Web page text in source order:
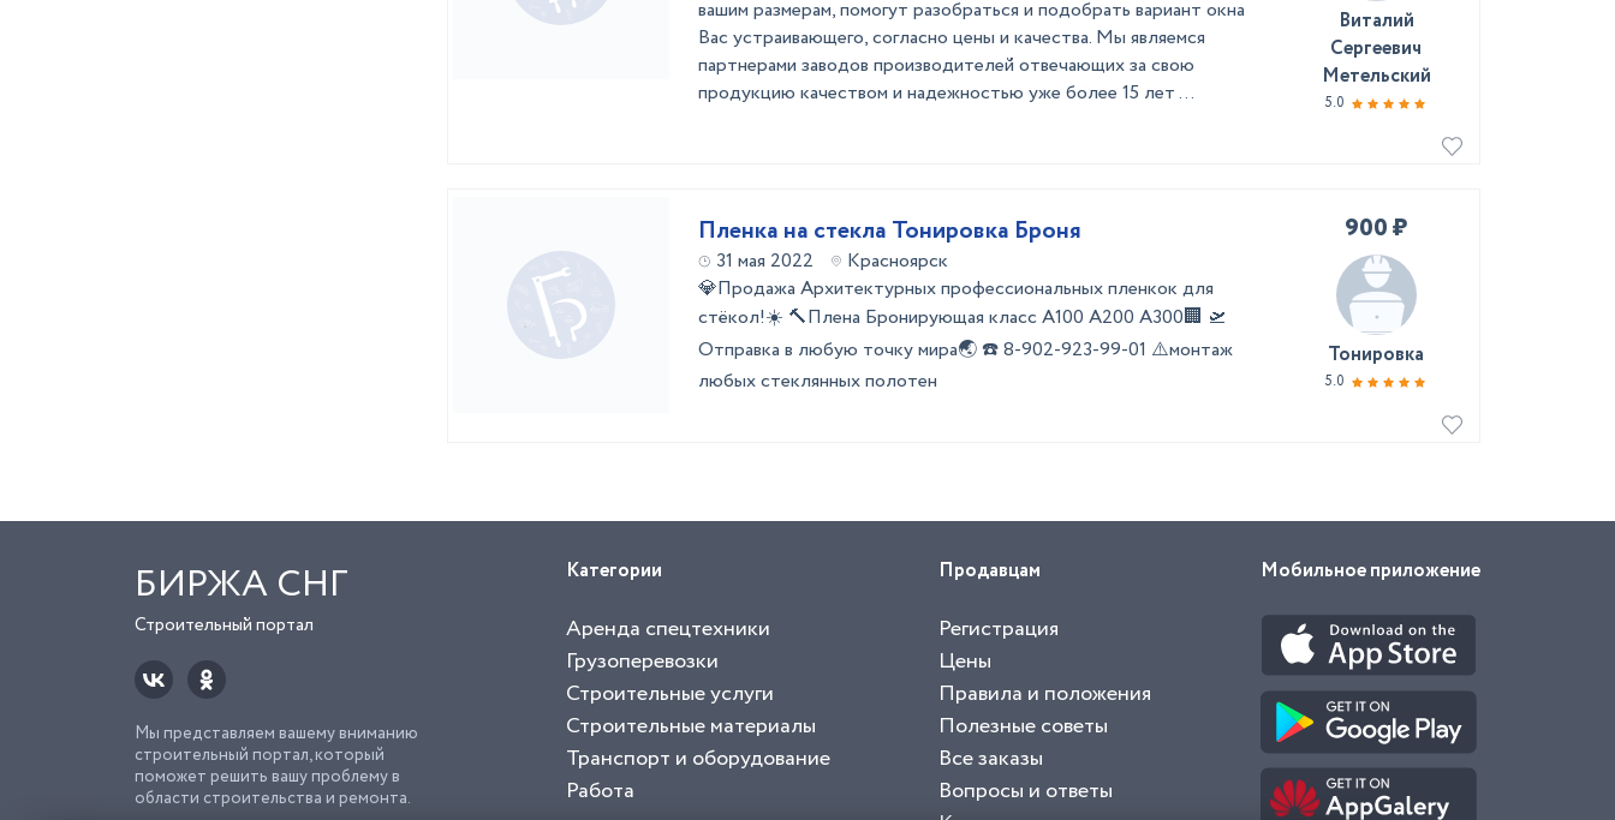
вашим размерам, помогут разобраться и подобрать вариант окна
Вас устраивающего, согласно цены и качества. Мы являемся
партнерами заводов производителей отвечающих за свою
продукцию качеством и надежностью уже более 15 лет ...
Виталий
Сергеевич
Метельский
5.0
Пленка на стекла Тонировка Броня
31 мая 2022
Красноярск
💎Продажа Архитектурных профессиональных пленкок для
стёкол!☀️ 🔨Плена Бронирующая класс А100 А200 А300🏢 🛫
Отправка в любую точку мира🌏 ☎️ 8-902-923-99-01 ⚠️монтаж
любых стеклянных полотен
900 ₽
Тонировка
5.0
БИРЖА СНГ
Строительный портал
Мы представляем вашему вниманию
строительный портал, который
поможет решить вашу проблему в
области строительства и ремонта.
Категории
Аренда спецтехники
Грузоперевозки
Строительные услуги
Строительные материалы
Транспорт и оборудование
Работа
Продавцам
Регистрация
Цены
Правила и положения
Полезные советы
Все заказы
Вопросы и ответы
Мобильное приложение